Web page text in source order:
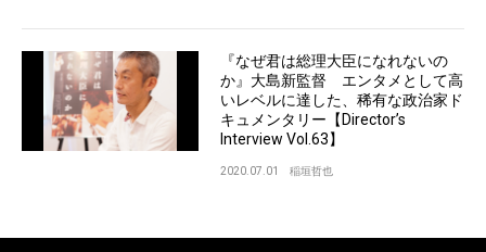
『なぜ君は総理大臣になれないの
か』大島新監督 エンタメとして高
いレベルに達した、稀有な政治家ド
キュメンタリー【Director’s
Interview Vol.63】
2020.07.01 稲垣哲也